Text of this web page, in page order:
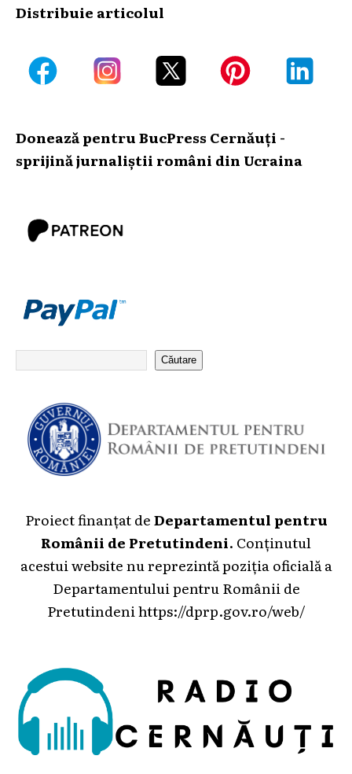
Distribuie articolul
Donează pentru BucPress Cernăuți -
sprijină jurnaliștii români din Ucraina
Căutare
Proiect finanțat deDepartamentul pentru
Românii de Pretutindeni. Conținutul
acestui website nu reprezintă poziția oficială a
Departamentului pentru Românii de
Pretutindeni https://dprp.gov.ro/web/